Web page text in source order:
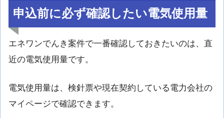
申込前に必ず確認したい電気使用量
エネワンでんき案件で一番確認しておきたいのは、直
近の電気使用量です。
電気使用量は、検針票や現在契約している電力会社の
マイページで確認できます。